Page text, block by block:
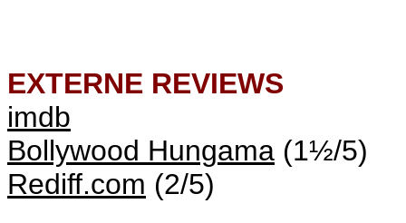
EXTERNE REVIEWS
imdb
Bollywood Hungama (1½/5)
Rediff.com (2/5)